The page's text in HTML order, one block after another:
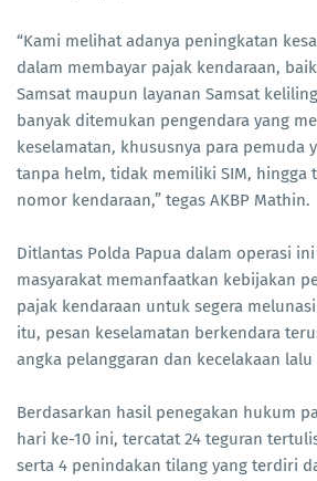
“Kami melihat adanya peningkatan
dalam membayar pajak kendaraan,
Samsat maupun layanan Samsat
banyak ditemukan pengendara yang
keselamatan, khususnya para pemuda
tanpa helm, tidak memiliki SIM, hingga
nomor kendaraan,” tegas AKBP Mathin.
Ditlantas Polda Papua dalam operasi
masyarakat memanfaatkan kebijakan
pajak kendaraan untuk segera
itu, pesan keselamatan berkendara
angka pelanggaran dan kecelakaan
Berdasarkan hasil penegakan hukum
hari ke-10 ini, tercatat 24 teguran
serta 4 penindakan tilang yang terdiri